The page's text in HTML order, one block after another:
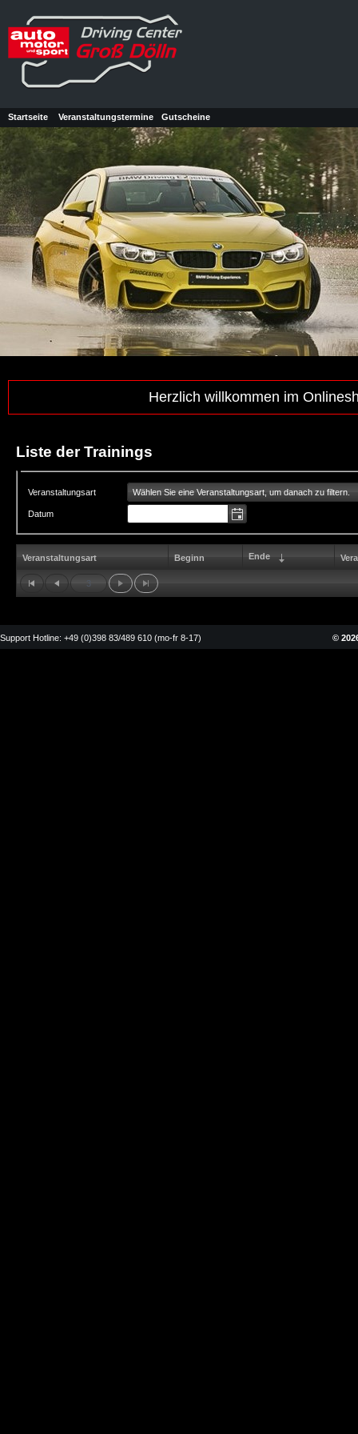
Startseite Veranstaltungstermine Gutscheine
Herzlich willkommen im
Liste der Trainings
Veranstaltungsart Wählen Sie eine Veranstaltungsart, um danach zu filtern.
Datum
Veranstaltungsart Beginn Ende
3
Support Hotline: +49 (0)398 83/489 610 (mo-fr 8-17) ©